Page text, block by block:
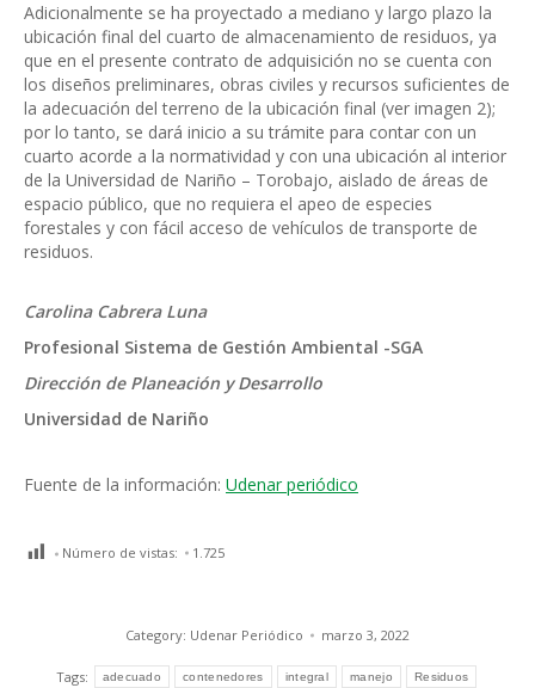
Adicionalmente se ha proyectado a mediano y largo plazo la
ubicación final del cuarto de almacenamiento de residuos, ya
que en el presente contrato de adquisición no se cuenta con
los diseños preliminares, obras civiles y recursos suficientes de
la adecuación del terreno de la ubicación final (ver imagen 2);
por lo tanto, se dará inicio a su trámite para contar con un
cuarto acorde a la normatividad y con una ubicación al interior
de la Universidad de Nariño – Torobajo, aislado de áreas de
espacio público, que no requiera el apeo de especies
forestales y con fácil acceso de vehículos de transporte de
residuos.
Carolina Cabrera Luna
Profesional Sistema de Gestión Ambiental -SGA
Dirección de Planeación y Desarrollo
Universidad de Nariño
Fuente de la información: Udenar periódico
Número de vistas: 1.725
Category: Udenar Periódico marzo 3, 2022
Tags: adecuado contenedores integral manejo Residuos